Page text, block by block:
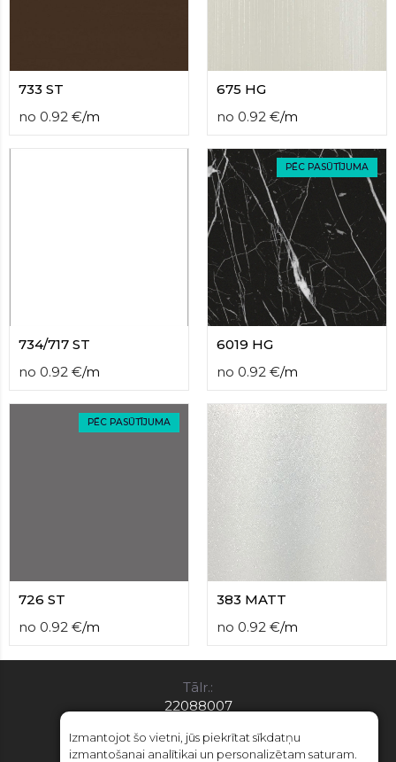
733 ST
no 0.92 €/m
675 HG
no 0.92 €/m
734/717 ST
no 0.92 €/m
PĒC PASŪTĪJUMA
6019 HG
no 0.92 €/m
PĒC PASŪTĪJUMA
726 ST
no 0.92 €/m
383 MATT
no 0.92 €/m
Tālr.:
22088007
E-pasts:
info@limitsd.lv
Izmantojot šo vietni, jūs piekrītat sīkdatņu
izmantošanai analītikai un personalizētam saturam.